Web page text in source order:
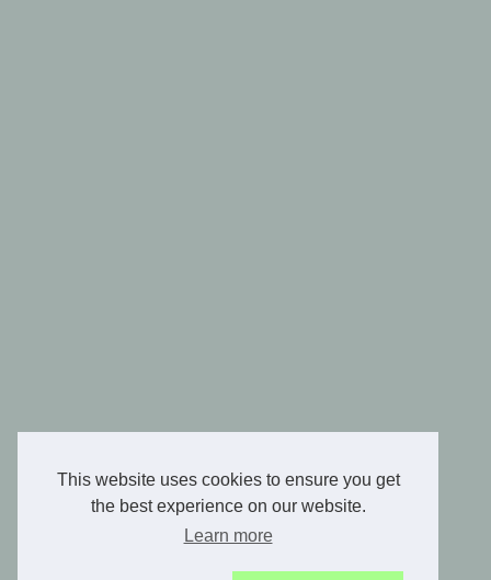
This website uses cookies to ensure you get
the best experience on our website.
Learn more